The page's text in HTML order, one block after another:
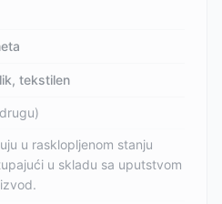
tekstilen
u rasklopljenom stanju
u skladu sa uputstvom